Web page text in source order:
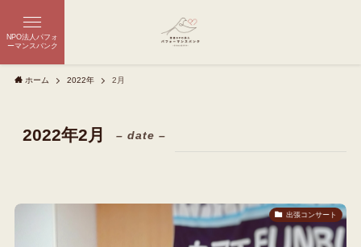
NPO法人パフォ
ーマンスバンク
ホーム 2022年 2月
2022年2月 – date –
出張コンサート